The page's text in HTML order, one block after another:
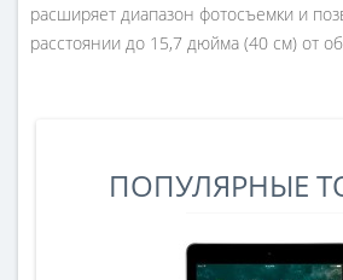
расширяет диапазон фотосъемки и
расстоянии до 15,7 дюйма (40 см) от
ПОПУЛЯРНЫЕ